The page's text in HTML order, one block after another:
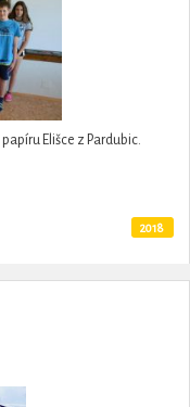
Elišce z Pardubic.
2018